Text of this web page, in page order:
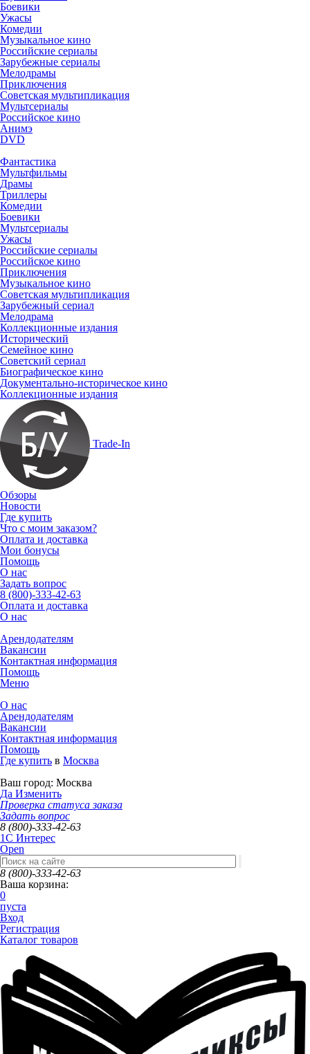
Боевики
Ужасы
Комедии
Музыкальное кино
Российские сериалы
Зарубежные сериалы
Мелодрамы
Приключения
Советская мультипликация
Мультсериалы
Российское кино
Анимэ
DVD
Фантастика
Мультфильмы
Драмы
Триллеры
Комедии
Боевики
Мультсериалы
Ужасы
Российские сериалы
Российское кино
Приключения
Музыкальное кино
Советская мультипликация
Зарубежный сериал
Мелодрама
Коллекционные издания
Исторический
Семейное кино
Советский сериал
Биографическое кино
Документально-историческое кино
Коллекционные издания
Trade-In
Обзоры
Новости
Где купить
Что с моим заказом?
Оплата и доставка
Мои бонусы
Помощь
О нас
Задать вопрос
8 (800)-333-42-63
Оплата и доставка
О нас
Арендодателям
Вакансии
Контактная информация
Помощь
Меню
О нас
Арендодателям
Вакансии
Контактная информация
Помощь
Где купить в Москва
Ваш город: Москва
Да Изменить
Проверка статуса заказа
Задать вопрос
8 (800)-333-42-63
1C Интерес
Open
8 (800)-333-42-63
Ваша корзина:
0
пуста
Вход
Регистрация
Каталог товаров